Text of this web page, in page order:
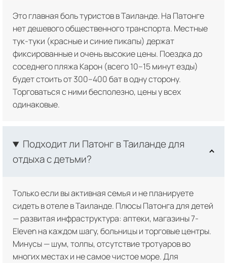
Это главная боль туристов в Таиланде. На Патонге
нет дешевого общественного транспорта. Местные
тук-туки (красные и синие пикапы) держат
фиксированные и очень высокие цены. Поездка до
соседнего пляжа Карон (всего 10–15 минут езды)
будет стоить от 300–400 бат в одну сторону.
Торговаться с ними бесполезно, цены у всех
одинаковые.
Подходит ли Патонг в Таиланде для
отдыха с детьми?
Только если вы активная семья и не планируете
сидеть в отеле в Таиланде. Плюсы Патонга для детей
— развитая инфраструктура: аптеки, магазины 7-
Eleven на каждом шагу, больницы и торговые центры.
Минусы — шум, толпы, отсутствие тротуаров во
многих местах и не самое чистое море. Для